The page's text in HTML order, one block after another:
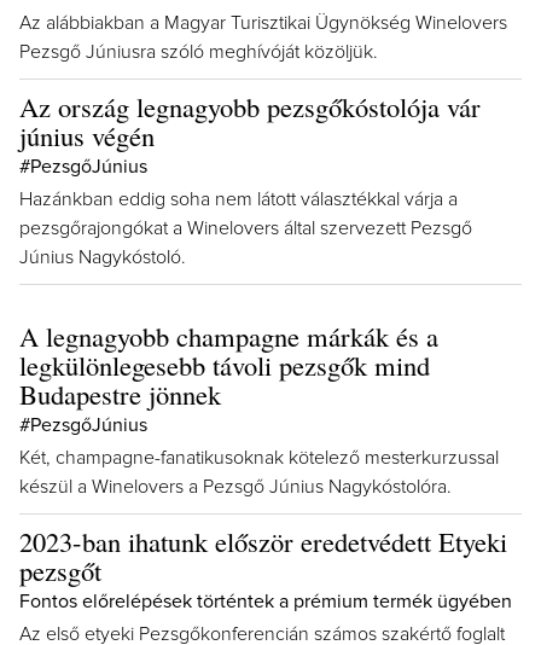
Az alábbiakban a Magyar Turisztikai Ügynökség Winelovers
Pezsgő Júniusra szóló meghívóját közöljük.
Az ország legnagyobb pezsgőkóstolója vár
június végén
#PezsgőJúnius
Hazánkban eddig soha nem látott választékkal várja a
pezsgőrajongókat a Winelovers által szervezett Pezsgő
Június Nagykóstoló.
A legnagyobb champagne márkák és a
legkülönlegesebb távoli pezsgők mind
Budapestre jönnek
#PezsgőJúnius
Két, champagne-fanatikusoknak kötelező mesterkurzussal
készül a Winelovers a Pezsgő Június Nagykóstolóra.
2023-ban ihatunk először eredetvédett Etyeki
pezsgőt
Fontos előrelépések történtek a prémium termék ügyében
Az első etyeki Pezsgőkonferencián számos szakértő foglalt